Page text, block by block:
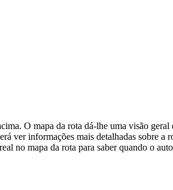
O mapa da rota dá-lhe uma visão geral
ver informações mais detalhadas sobre a
no mapa da rota para saber quando o